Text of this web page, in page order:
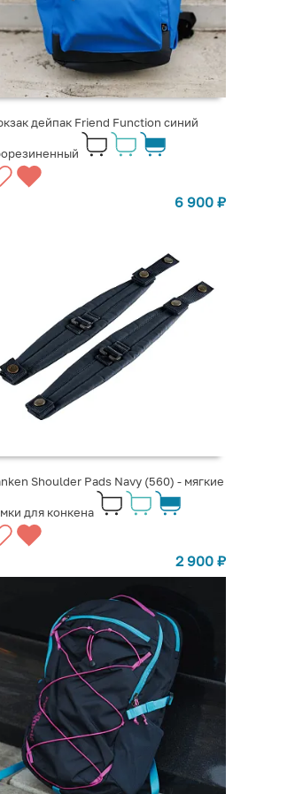
дейпак Friend Function синий
6 900₽
Shoulder Pads Navy (560) - мягкие
для конкена
2 900₽